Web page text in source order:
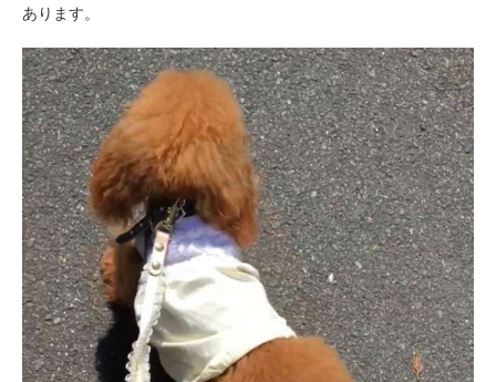
あります。